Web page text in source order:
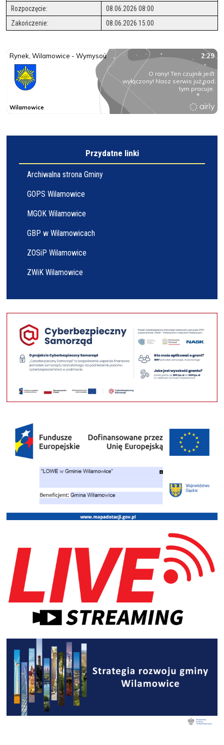
Rozpoczęcie:
08.06.2026 08:00
Zakończenie:
08.06.2026 15:00
Przydatne linki
Archiwalna strona Gminy
GOPS Wilamowice
MGOK Wilamowice
GBP w Wilamowicach
ZOSiP Wilamowice
ZWiK Wilamowice